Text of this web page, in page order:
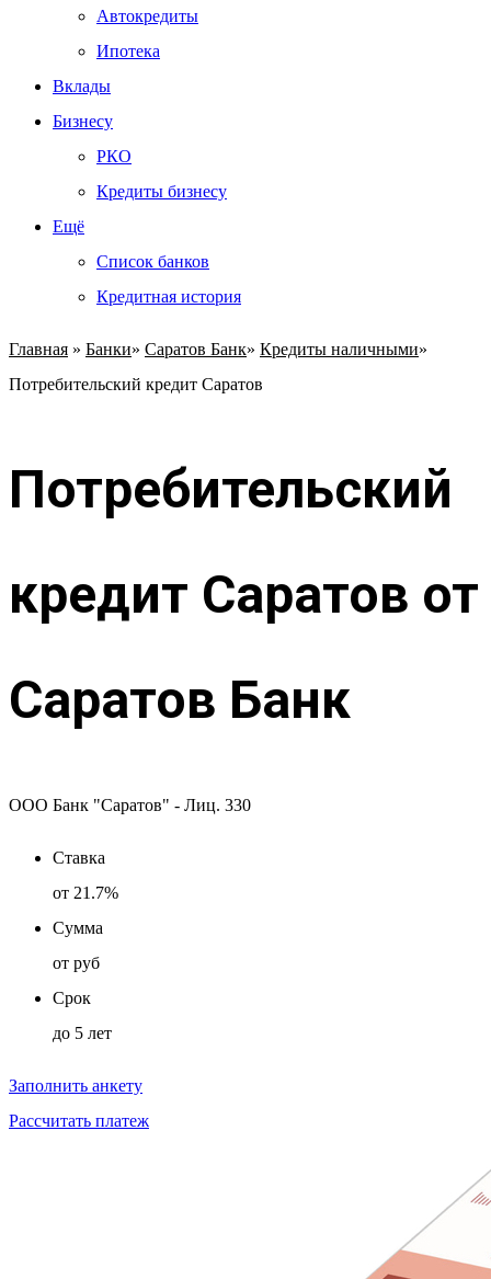
Автокредиты
Ипотека
Вклады
Бизнесу
РКО
Кредиты бизнесу
Ещё
Список банков
Кредитная история
Главная » Банки» Саратов Банк» Кредиты наличными»
Потребительский кредит Саратов
Потребительский
кредит Саратов от
Саратов Банк
ООО Банк "Саратов" - Лиц. 330
Ставка
от 21.7%
Сумма
от руб
Срок
до 5 лет
Заполнить анкету
Рассчитать платеж